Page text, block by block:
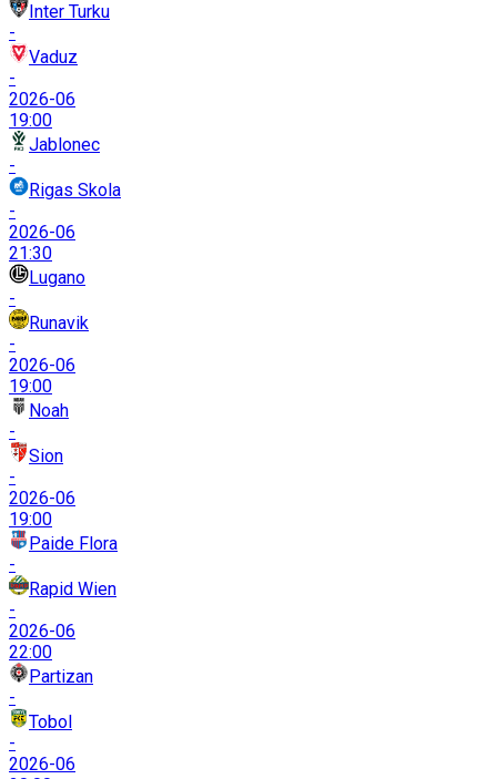
Inter Turku
-
Vaduz
-
2026-06
19:00
Jablonec
-
Rigas Skola
-
2026-06
21:30
Lugano
-
Runavik
-
2026-06
19:00
Noah
-
Sion
-
2026-06
19:00
Paide Flora
-
Rapid Wien
-
2026-06
22:00
Partizan
-
Tobol
-
2026-06